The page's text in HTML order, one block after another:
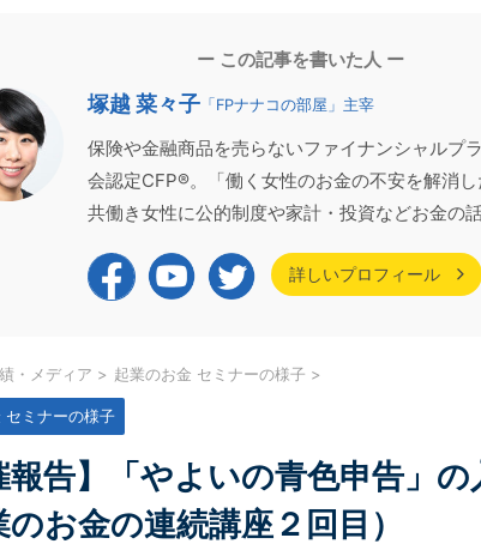
ー この記事を書いた人 ー
塚越 菜々子 「FPナナコの部屋」主宰
保険や金融商品を売らないファイナンシャルプ
会認定CFP®。「働く女性のお金の不安を解消
共働き女性に公的制度や家計・投資などお金の
詳しいプロフィール
・メディア > 起業のお金 セミナーの様子 >
セミナーの様子
報告】「やよいの青色申告」
のお金の連続講座２回目）
【登壇報告】CFPは取ったほうがいい？
先日、日本FP協会主催の2つのセミナー（オンデマ
ンド配信）にて、講師を務めさせていただきまし
た。 「CFP®資格チャレンジガイダンス」 「FP資格
のステップアップガイダンス」 2つのセミナーを合
わせて延べ1,700名を超える皆様にお申し込みをい
本当にありがとうございました。 今回は、それぞれ
のセミナーでお伝えした内容と、受講いただいた皆
様から届いたメッセージ（アンケート結果）を一部
続きを見る
【登壇報
た。 「年収
収入に関す
目にする機
変わります
養している
らつきが出